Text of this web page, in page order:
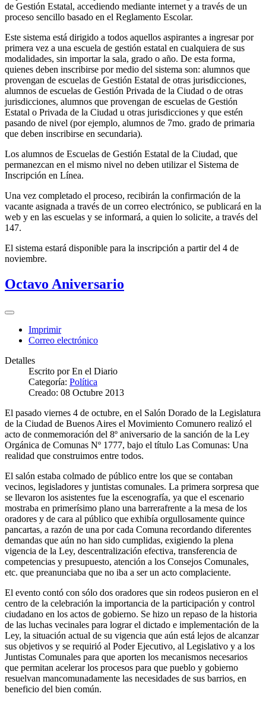
de Gestión Estatal, accediendo mediante internet y a través de un
proceso sencillo basado en el Reglamento Escolar.
Este sistema está dirigido a todos aquellos aspirantes a ingresar por
primera vez a una escuela de gestión estatal en cualquiera de sus
modalidades, sin importar la sala, grado o año. De esta forma,
quienes deben inscribirse por medio del sistema son: alumnos que
provengan de escuelas de Gestión Estatal de otras jurisdicciones,
alumnos de escuelas de Gestión Privada de la Ciudad o de otras
jurisdicciones, alumnos que provengan de escuelas de Gestión
Estatal o Privada de la Ciudad u otras jurisdicciones y que estén
pasando de nivel (por ejemplo, alumnos de 7mo. grado de primaria
que deben inscribirse en secundaria).
Los alumnos de Escuelas de Gestión Estatal de la Ciudad, que
permanezcan en el mismo nivel no deben utilizar el Sistema de
Inscripción en Línea.
Una vez completado el proceso, recibirán la confirmación de la
vacante asignada a través de un correo electrónico, se publicará en la
web y en las escuelas y se informará, a quien lo solicite, a través del
147.
El sistema estará disponible para la inscripción a partir del 4 de
noviembre.
Octavo Aniversario
Imprimir
Correo electrónico
Detalles
Escrito porEn el Diario
Categoría: Política
Creado: 08 Octubre 2013
El pasado viernes 4 de octubre, en el Salón Dorado de la Legislatura
de la Ciudad de Buenos Aires el Movimiento Comunero realizó el
acto de conmemoración del 8º aniversario de la sanción de la Ley
Orgánica de Comunas Nº 1777, bajo el título Las Comunas: Una
realidad que construimos entre todos.
El salón estaba colmado de público entre los que se contaban
vecinos, legisladores y juntistas comunales. La primera sorpresa que
se llevaron los asistentes fue la escenografía, ya que el escenario
mostraba en primerísimo plano una barrerafrente a la mesa de los
oradores y de cara al público que exhibía orgullosamente quince
pancartas, a razón de una por cada Comuna recordando diferentes
demandas que aún no han sido cumplidas, exigiendo la plena
vigencia de la Ley, descentralización efectiva, transferencia de
competencias y presupuesto, atención a los Consejos Comunales,
etc. que preanunciaba que no iba a ser un acto complaciente.
El evento contó con sólo dos oradores que sin rodeos pusieron en el
centro de la celebración la importancia de la participación y control
ciudadano en los actos de gobierno. Se hizo un repaso de la historia
de las luchas vecinales para lograr el dictado e implementación de la
Ley, la situación actual de su vigencia que aún está lejos de alcanzar
sus objetivos y se requirió al Poder Ejecutivo, al Legislativo y a los
Juntistas Comunales para que aporten los mecanismos necesarios
que permitan acelerar los procesos para que pueblo y gobierno
resuelvan mancomunadamente las necesidades de sus barrios, en
beneficio del bien común.